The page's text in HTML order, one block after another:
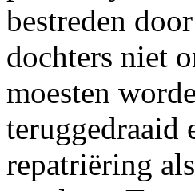
bestreden
dochters niet
moesten
teruggedraaid
repatriëring